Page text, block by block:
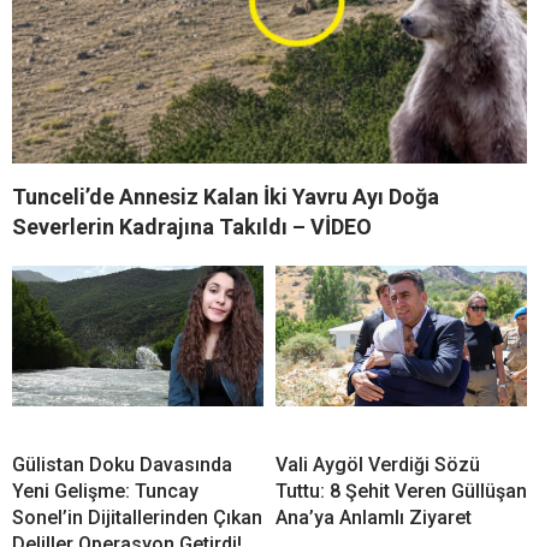
Tunceli’de Annesiz Kalan İki Yavru Ayı Doğa
Severlerin Kadrajına Takıldı – VİDEO
Gülistan Doku Davasında
Yeni Gelişme: Tuncay
Sonel’in Dijitallerinden Çıkan
Vali Aygöl Verdiği Sözü
Tuttu: 8 Şehit Veren Güllüşan
Ana’ya Anlamlı Ziyaret